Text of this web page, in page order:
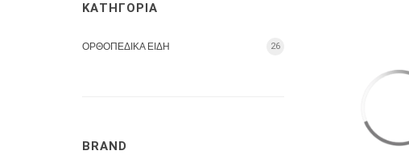
ΚΑΤΗΓΟΡΙΑ
ΟΡΘΟΠΕΔΙΚΑ ΕΙΔΗ 26
BRAND